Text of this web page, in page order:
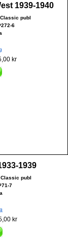
1939-1940
Classic publ
6
kr
1939
Classic publ
7
kr